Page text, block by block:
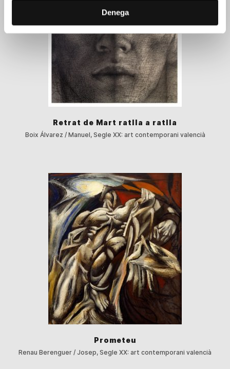
Denega
Retrat de Mart ratlla a ratlla
Boix Álvarez / Manuel, Segle XX: art contemporani valencià
Prometeu
Renau Berenguer / Josep, Segle XX: art contemporani valencià